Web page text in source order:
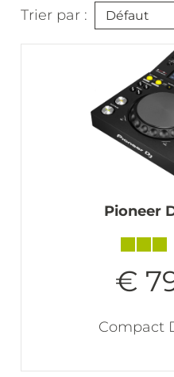
Trier par :
Pioneer
€
Compact